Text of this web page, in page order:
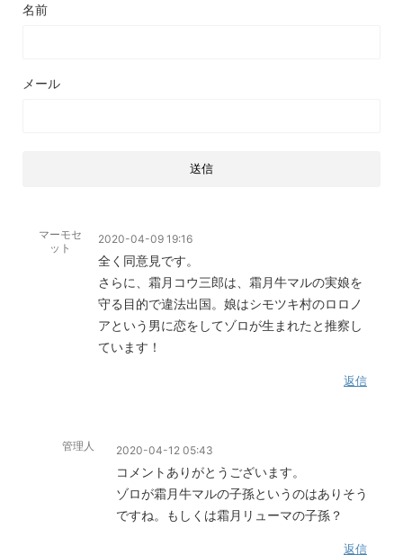
名前
メール
マーモセ
ット
2020-04-09 19:16
全く同意見です。
さらに、霜月コウ三郎は、霜月牛マルの実娘を
守る目的で違法出国。娘はシモツキ村のロロノ
アという男に恋をしてゾロが生まれたと推察し
ています！
返信
管理人 2020-04-12 05:43
コメントありがとうございます。
ゾロが霜月牛マルの子孫というのはありそう
ですね。もしくは霜月リューマの子孫？
返信